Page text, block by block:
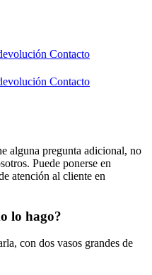
Contacto
Contacto
alguna pregunta adicional, no
Puede ponerse en
atención al cliente en
lo hago?
con dos vasos grandes de